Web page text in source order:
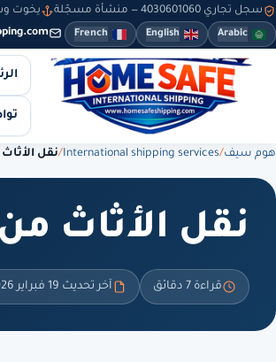
سجل تجاري 4030601060 — منشأة مسجّلة يخوت وسيارات
Arabic
English
French
هوم سيف/
International shipping services
/نقل
نقل الأثاث
قراءة 7 دقائق آخر تحديث 19 فبراير 2026